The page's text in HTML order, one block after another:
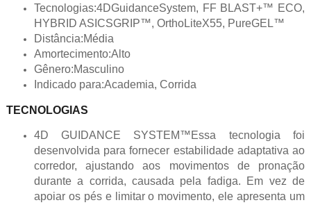
Tecnologias:4DGuidanceSystem, FF BLAST+™ ECO,
HYBRID ASICSGRIP™, OrthoLiteX55, PureGEL™
Distância:Média
Amortecimento:Alto
Gênero:Masculino
Indicado para:Academia, Corrida
TECNOLOGIAS
4D GUIDANCE SYSTEM™Essa tecnologia foi
desenvolvida para fornecer estabilidade adaptativa ao
corredor, ajustando aos movimentos de pronação
durante a corrida, causada pela fadiga. Em vez de
apoiar os pés e limitar o movimento, ele apresenta um